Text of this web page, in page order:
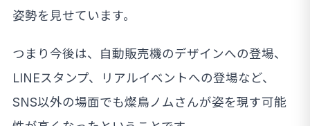
姿勢を見せています。
つまり今後は、自動販売機のデザインへの登場、
LINEスタンプ、リアルイベントへの登場など、
SNS以外の場面でも燦鳥ノムさんが姿を現す可能